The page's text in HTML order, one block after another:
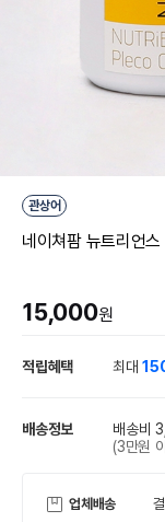
관상어
네이쳐팜 뉴트리언
15,000원
적립혜택 최대
배송정보
배송비
(3만원
업체배송